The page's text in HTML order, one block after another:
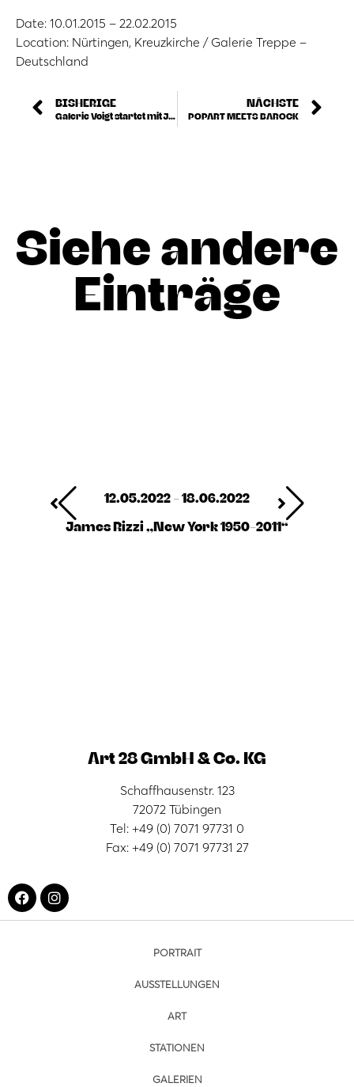
Date: 10.01.2015 – 22.02.2015
Location: Nürtingen, Kreuzkirche / Galerie Treppe –
Deutschland
BISHERIGE
Galerie Voigt startet mit James Rizzi in die Adventzeit
NÄCHSTE
POPART MEETS BAROCK
Siehe andere
Einträge
12.05.2022 - 18.06.2022
James Rizzi „New York 1950-2011“
Art 28 GmbH & Co. KG
Schaffhausenstr. 123
72072 Tübingen
Tel: +49 (0) 7071 97731 0
Fax: +49 (0) 7071 97731 27
PORTRAIT
AUSSTELLUNGEN
ART
STATIONEN
GALERIEN